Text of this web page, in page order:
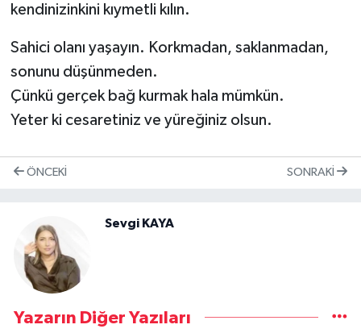
kendinizinkini kıymetli kılın.
Sahici olanı yaşayın. Korkmadan, saklanmadan,
sonunu düşünmeden.
Çünkü gerçek bağ kurmak hala mümkün.
Yeter ki cesaretiniz ve yüreğiniz olsun.
ÖNCEKI SONRAKI
Sevgi KAYA
Yazarın Diğer Yazıları